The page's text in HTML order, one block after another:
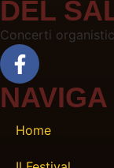
DEL
Concerti
NAVIGA
Home